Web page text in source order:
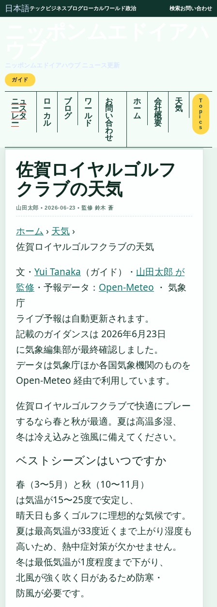
日本語テック ビジネスブログローカルワールド政治 検索お問い合わせ
ニッポンムエドイアハウブ ニュース更新
ガイド
ニュ
ース
レタ
ー
ロ
ー
カ
ル
ブ
ロ
グ
ワ
ー
ル
ド
お
問
い
合
わ
せ
ホ
ー
ム
会
社
概
要
天
気
T
o
p
i
c
s
佐賀ロイヤルゴルフ
クラブの天気
山田太郎 • 2026-06-23 • 監修 鈴木 蒼
ホーム › 天気 ›
佐賀ロイヤルゴルフクラブの天気
文・ Yui Tanaka （ガイド） ・ 山田太郎 が
監修 ・ 予報データ： Open-Meteo ・ 気象
庁
ライブ予報は自動更新されます。
記載のガイダンスは 2026年6月23日
に気象編集部が最終確認しました。
データは気象庁ほか各国気象機関のものを
Open-Meteo 経由で利用しています。
佐賀ロイヤルゴルフクラブで快適にプレー
するなら春と秋が最適。夏は高温多湿、
冬は冷え込みと強風に備えてください。
ベストシーズンはいつですか
春（3〜5月）と秋（10〜11月）
は気温が15〜25度で安定し、
晴天日も多くゴルフに理想的な気候です。
夏は最高気温が33度近くまで上がり湿度も
高いため、熱中症対策が欠かせません。
冬は最低気温が1度程度まで下がり、
北風が強く吹く日があるため防寒・
防風が必要です。